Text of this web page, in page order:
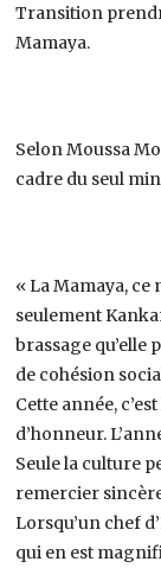
Transition
Mamaya.
Selon Moussa
cadre du seul
« La Mamaya, ce
seulement
brassage qu’elle
de cohésion
Cette année,
d’honneur.
Seule la culture
remercier
Lorsqu’un chef
qui en est